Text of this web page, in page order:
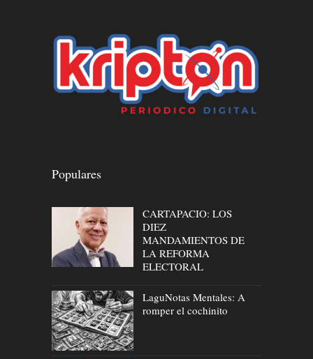
Populares
CARTAPACIO: LOS
DIEZ
MANDAMIENTOS DE
LA REFORMA
ELECTORAL
LaguNotas Mentales: A
romper el cochinito